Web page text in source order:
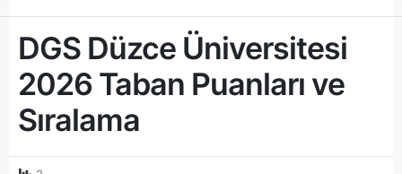
DGS Düzce Üniversitesi
2026 Taban Puanları ve
Sıralama